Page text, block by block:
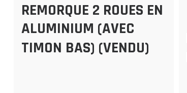
REMORQUE 2 ROUES EN
ALUMINIUM (AVEC
TIMON BAS) (VENDU)